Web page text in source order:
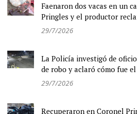
Faenaron dos vacas en un
Pringles y el productor
29/7/2026
La Policía investigó de
de robo y aclaró cómo fue
29/7/2026
Recuperaron en Coronel